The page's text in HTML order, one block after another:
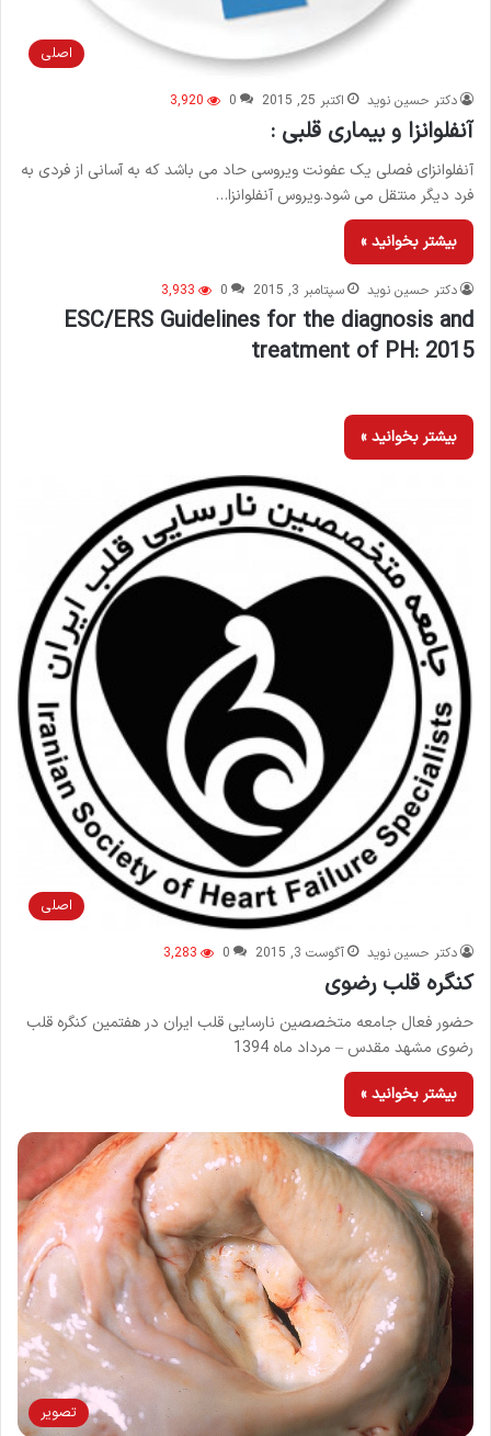
اصلی
دکتر حسین نوید اکتبر 25, 2015 0
3,920
آنفلوانزا و بیماری قلبی :
آنفلوانزای فصلی یک عفونت ویروسی حاد می باشد که به آسانی از فردی به
فرد دیگر منتقل می شود.ویروس آنفلوانزا…
بیشتر بخوانید »
دکتر حسین نوید سپتامبر 3, 2015 0
3,933
ESC/ERS Guidelines for the diagnosis and
treatment of PH: 2015
بیشتر بخوانید »
اصلی
دکتر حسین نوید آگوست 3, 2015 0
3,283
کنگره قلب رضوی
حضور فعال جامعه متخصصین نارسایی قلب ایران در هفتمین کنگره قلب
رضوی مشهد مقدس – مرداد ماه 1394
بیشتر بخوانید »
تصویر